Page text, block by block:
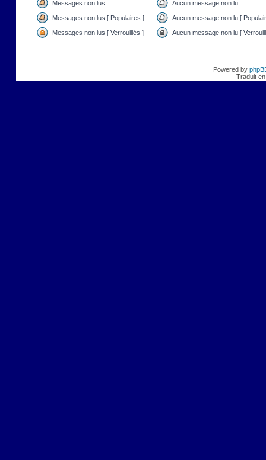
Messages non lus Aucun message non lu
Messages non lus [ Populaires ] Aucun message non lu [
Messages non lus [ Verrouillés ] Aucun message non lu [
Powered by
Traduit